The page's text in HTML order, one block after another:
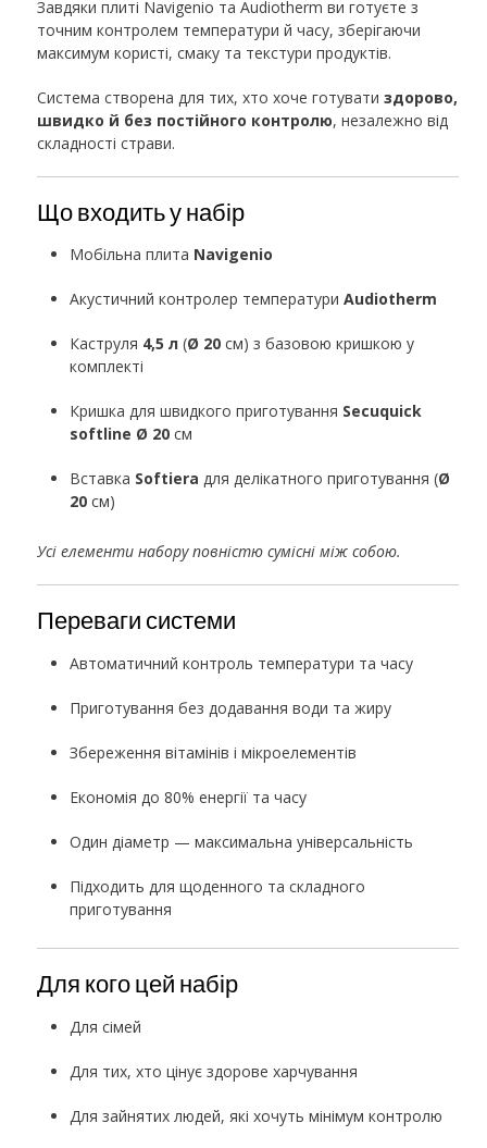
Завдяки плиті Navigenio та Audiotherm ви готуєте з
точним контролем температури й часу, зберігаючи
максимум користі, смаку та текстури продуктів.
Система створена для тих, хто хоче готувати здорово,
швидко й без постійного контролю, незалежно від
складності страви.
Що входить у набір
Мобільна плита Navigenio
Акустичний контролер температури Audiotherm
Каструля 4,5 л(Ø 20см) з базовою кришкою у
комплекті
Кришка для швидкого приготування Secuquick
softline Ø 20см
Вставка Softiera для делікатного приготування (Ø
20см)
Усі елементи набору повністю сумісні між собою.
Переваги системи
Автоматичний контроль температури та часу
Приготування без додавання води та жиру
Збереження вітамінів і мікроелементів
Економія до 80% енергії та часу
Один діаметр — максимальна універсальність
Підходить для щоденного та складного
приготування
Для кого цей набір
Для сімей
Для тих, хто цінує здорове харчування
Для зайнятих людей, які хочуть мінімум контролю